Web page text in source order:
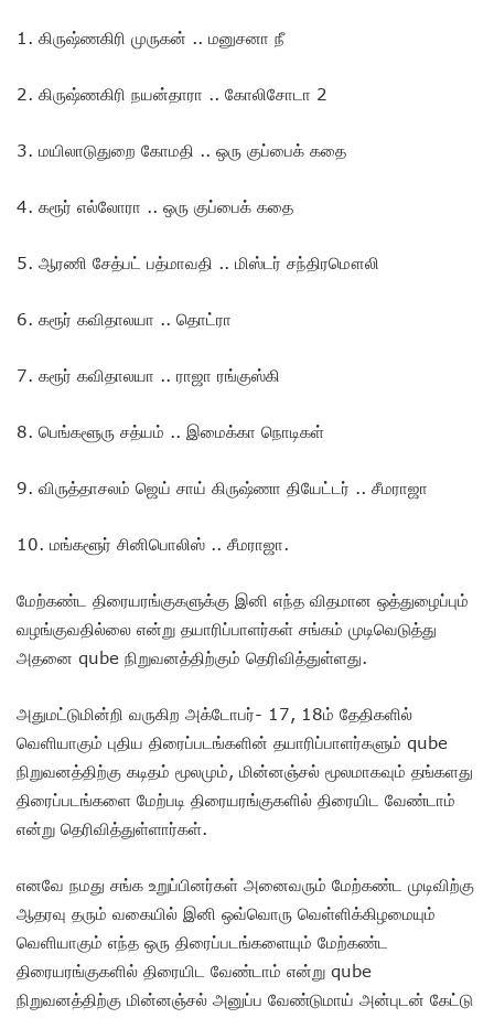
1. கிருஷ்ணகிரி முருகன் .. மனுசனா நீ
2. கிருஷ்ணகிரி நயன்தாரா .. கோலிசோடா 2
3. மயிலாடுதுறை கோமதி .. ஒரு குப்பைக் கதை
4. கரூர் எல்லோரா .. ஒரு குப்பைக் கதை
5. ஆரணி சேத்பட் பத்மாவதி .. மிஸ்டர் சந்திரமௌலி
6. கரூர் கவிதாலயா .. தொட்ரா
7. கரூர் கவிதாலயா .. ராஜா ரங்குஸ்கி
8. பெங்களூரு சத்யம் .. இமைக்கா நொடிகள்
9. விருத்தாசலம் ஜெய் சாய் கிருஷ்ணா தியேட்டர் .. சீமராஜா
10. மங்களூர் சினிபொலிஸ் .. சீமராஜா.
மேற்கண்ட திரையரங்குகளுக்கு இனி எந்த விதமான ஒத்துழைப்பும்
வழங்குவதில்லை என்று தயாரிப்பாளர்கள் சங்கம் முடிவெடுத்து
அதனை qube நிறுவனத்திற்கும் தெரிவித்துள்ளது.
அதுமட்டுமின்றி வருகிற அக்டோபர்- 17, 18ம் தேதிகளில்
வெளியாகும் புதிய திரைப்படங்களின் தயாரிப்பாளர்களும் qube
நிறுவனத்திற்கு கடிதம் மூலமும், மின்னஞ்சல் மூலமாகவும் தங்களது
திரைப்படங்களை மேற்படி திரையரங்குகளில் திரையிட வேண்டாம்
என்று தெரிவித்துள்ளார்கள்.
எனவே நமது சங்க உறுப்பினர்கள் அனைவரும் மேற்கண்ட முடிவிற்கு
ஆதரவு தரும் வகையில் இனி ஒவ்வொரு வெள்ளிக்கிழமையும்
வெளியாகும் எந்த ஒரு திரைப்படங்களையும் மேற்கண்ட
திரையரங்குகளில் திரையிட வேண்டாம் என்று qube
நிறுவனத்திற்கு மின்னஞ்சல் அனுப்ப வேண்டுமாய் அன்புடன் கேட்டு